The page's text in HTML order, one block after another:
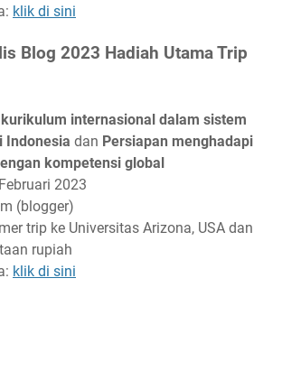
klik di sini
Blog 2023 Hadiah Utama Trip
kurikulum internasional dalam sistem
Indonesia dan Persiapan menghadapi
kompetensi global
2023
(blogger)
trip ke Universitas Arizona, USA dan
rupiah
klik di sini